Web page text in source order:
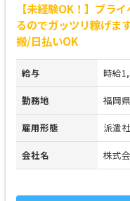
【未経験OK！】プラ
るのでガッツリ稼げま
搬/日払いOK
給与 時給
勤務地 福岡
雇用形態 派遣
会社名 株式